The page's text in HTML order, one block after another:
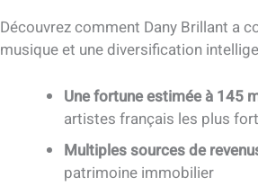
Découvrez comment Dany Brillant a
musique et une diversification
Une fortune estimée à 145
artistes français les plus
Multiples sources de
patrimoine immobilier